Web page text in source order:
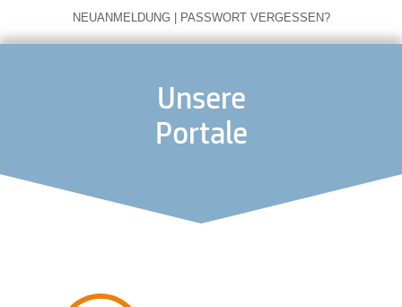
NEUANMELDUNG | PASSWORT VERGESSEN?
Unsere
Portale